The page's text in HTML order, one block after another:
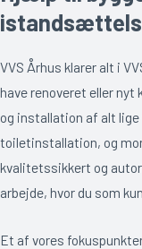
VVS Århus klarer alt i
have renoveret eller nyt
og installation af alt
toiletinstallation, og
kvalitetssikkert og
arbejde, hvor du som
Et af vores